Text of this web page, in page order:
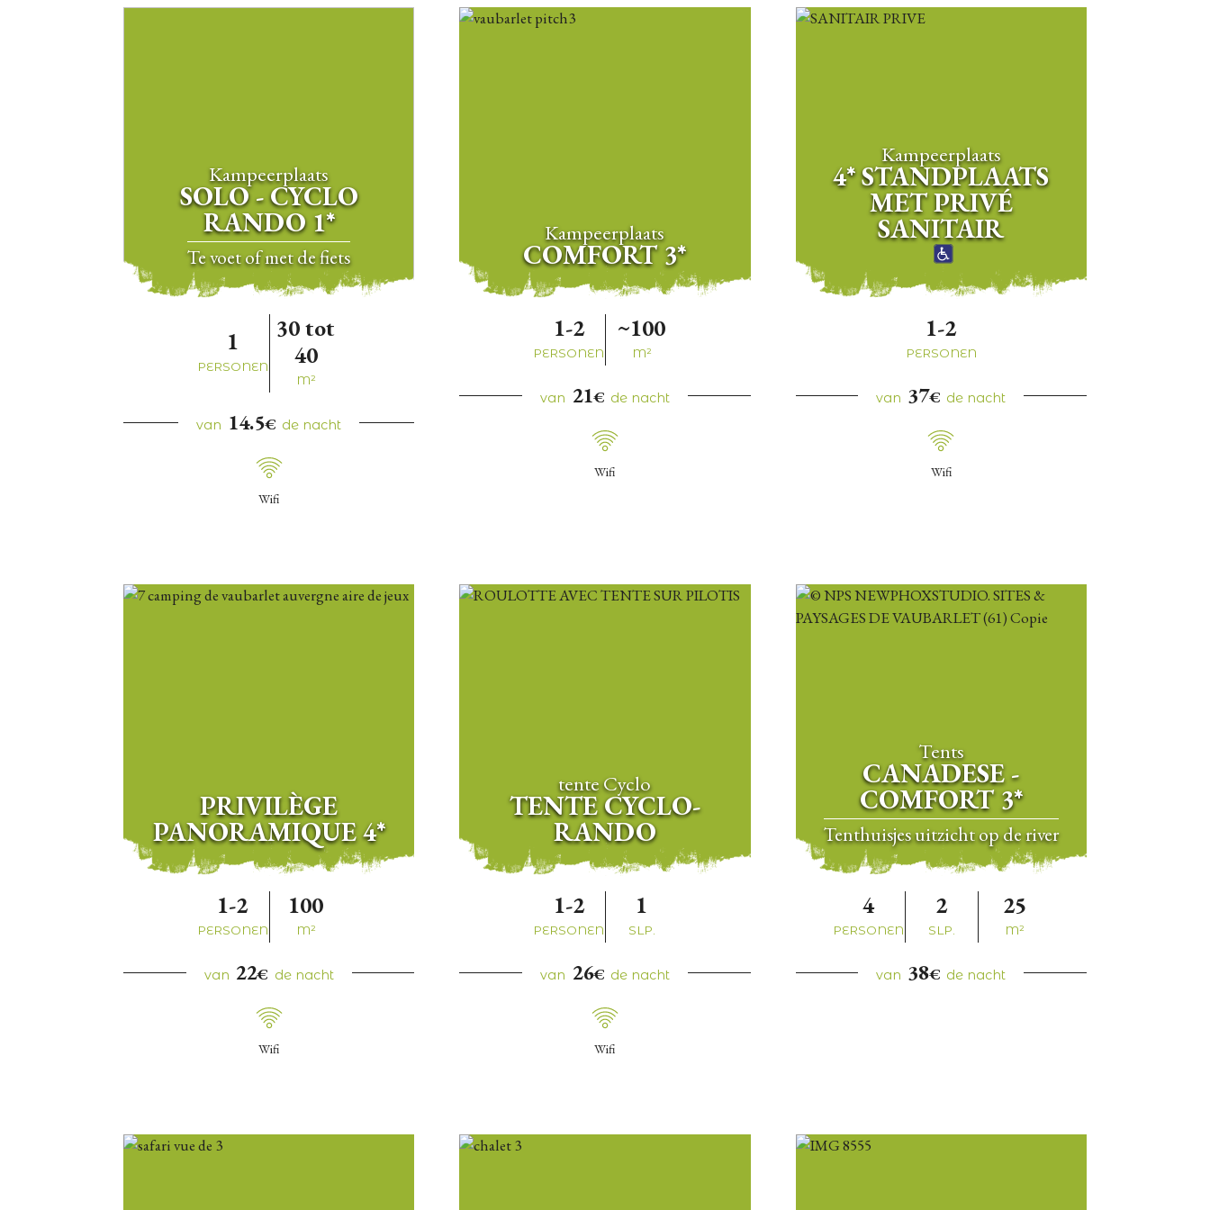
Kampeerplaats
SOLO - CYCLO
RANDO 1*
te voet of met de fiets
1
PERSONEN
30 tot
40
M²
van 14.5€ de nacht
Wifi
Kampeerplaats
COMFORT 3*
1-2
PERSONEN
~100
M²
van 21€ de nacht
Wifi
Kampeerplaats
4* STANDPLAATS
MET PRIVÉ
SANITAIR
1-2
PERSONEN
van 37€ de nacht
Wifi
PRIVILÈGE
PANORAMIQUE 4*
1-2
PERSONEN
100
M²
van 22€ de nacht
Wifi
tente Cyclo
TENTE CYCLO-
RANDO
1-2
PERSONEN
1
SLP.
van 26€ de nacht
Wifi
Tents
CANADESE -
COMFORT 3*
Tenthuisjes uitzicht op de river
4
PERSONEN
2
SLP.
25
M²
van 38€ de nacht